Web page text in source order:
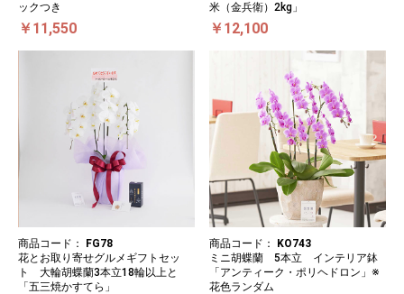
ックつき
￥11,550
米（金兵衛）2kg」
￥12,100
商品コード：
FG78
花とお取り寄せグルメギフトセッ
ト 大輪胡蝶蘭3本立18輪以上と
「五三焼かすてら」
商品コード：
KO743
ミニ胡蝶蘭 5本立 インテリア鉢
「アンティーク・ポリヘドロン」※
花色ランダム